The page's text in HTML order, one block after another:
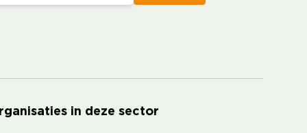
in deze sector